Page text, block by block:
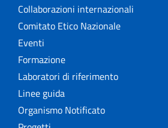
Collaborazioni internazionali
Comitato Etico Nazionale
Eventi
Formazione
Laboratori di riferimento
Linee guida
Organismo Notificato